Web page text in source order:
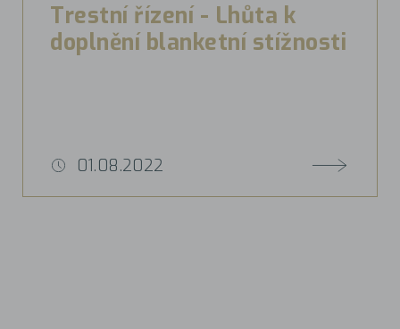
Trestní řízení - Lhůta k
doplnění blanketní stížnosti
01.08.2022